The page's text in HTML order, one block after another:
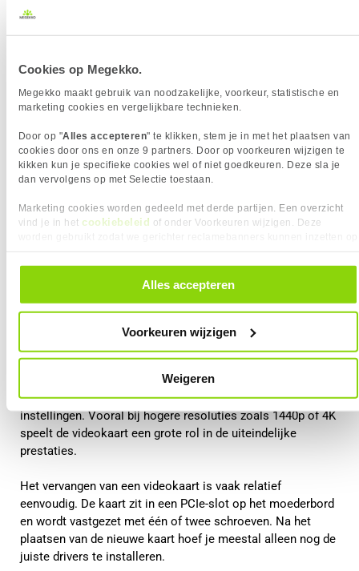
Cookies op Megekko.
Megekko maakt gebruik van noodzakelijke, voorkeur, statistische en
marketing cookies en vergelijkbare technieken.
Door op "Alles accepteren" te klikken, stem je in met het plaatsen van
cookies door ons en onze 9 partners. Door op voorkeuren wijzigen te
kikken kun je specifieke cookies wel of niet goedkeuren. Deze sla je
dan vervolgens op met Selectie toestaan.
Marketing cookies worden gedeeld met derde partijen. Een overzicht
vind je in het cookiebeleid of onder Voorkeuren wijzigen. Deze
alle cookies. Je kunt je gegeven toestemming altijd intrekken, dit doe je
door in de footer van onze website te klikken op ‘Cookievoorkeuren’
Alles accepteren
Voorkeuren wijzigen
Weigeren
Videokaart upgraden
De videokaart is voor gamers meestal het belangrijkste
onderdeel. Deze verwerkt alle grafische berekeningen in een
Wanneer je een krachtigere videokaart installeert, kan dit
zorgen voor hogere framerates en betere grafische
instellingen. Vooral bij hogere resoluties zoals 1440p of 4K
speelt de videokaart een grote rol in de uiteindelijke
prestaties.
Het vervangen van een videokaart is vaak relatief
eenvoudig. De kaart zit in een PCIe-slot op het moederbord
en wordt vastgezet met één of twee schroeven. Na het
plaatsen van de nieuwe kaart hoef je meestal alleen nog de
juiste drivers te installeren.